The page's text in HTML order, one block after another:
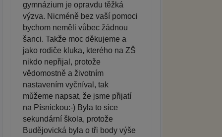
gymnázium je opravdu těžká
výzva. Nicméně bez vaší pomoci
bychom neměli vůbec žádnou
šanci. Takže moc děkujeme a
jako rodiče kluka, kterého na ZŠ
nikdo nepřijal, protože
vědomostně a životním
nastavením vyčníval, tak
můžeme napsat, že jsme přijatí
na Písnickou:-) Byla to sice
sekundární škola, protože
Budějovická byla o tři body výše